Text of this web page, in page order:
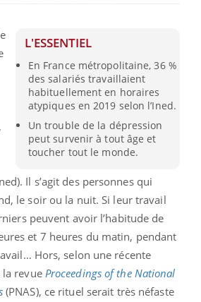
L'ESSENTIEL
En France métropolitaine, 36 %
des salariés travaillaient
habituellement en horaires
atypiques en 2019 selon l’Ined.
Un trouble de la dépression
peut survenir à tout âge et
toucher tout le monde.
Il s’agit des personnes qui
le soir ou la nuit. Si leur travail
peuvent avoir l’habitude de
et 7 heures du matin, pendant
Hors, selon une récente
la revue Proceedings of the National
(PNAS), ce rituel serait très néfaste